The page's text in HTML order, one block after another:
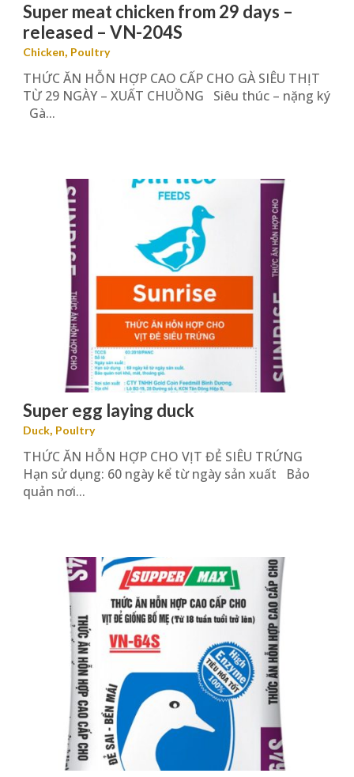
Chicken, Poultry
Super meat chicken from 29 days –
released – VN-204S
THỨC ĂN HỖN HỢP CAO CẤP CHO GÀ SIÊU THỊT
TỪ 29 NGÀY – XUẤT CHUỒNG Siêu thúc – nặng ký
Gà...
Duck, Poultry
Super egg laying duck
THỨC ĂN HỖN HỢP CHO VỊT ĐẺ SIÊU TRỨNG
Hạn sử dụng: 60 ngày kể từ ngày sản xuất Bảo
quản nơi...